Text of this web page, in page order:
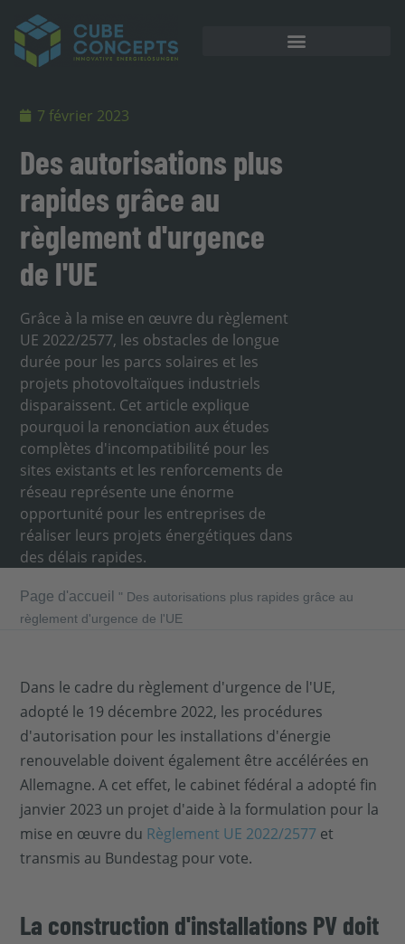
7 février 2023
Des autorisations plus
rapides grâce au
règlement d'urgence
de l'UE
Grâce à la mise en œuvre du règlement
UE 2022/2577, les obstacles de longue
durée pour les parcs solaires et les
projets photovoltaïques industriels
disparaissent. Cet article explique
pourquoi la renonciation aux études
complètes d'incompatibilité pour les
sites existants et les renforcements de
réseau représente une énorme
opportunité pour les entreprises de
réaliser leurs projets énergétiques dans
des délais rapides.
Page d'accueil " Des autorisations plus rapides grâce au
règlement d'urgence de l'UE
Dans le cadre du règlement d'urgence de l'UE,
adopté le 19 décembre 2022, les procédures
d'autorisation pour les installations d'énergie
renouvelable doivent également être accélérées en
Allemagne. A cet effet, le cabinet fédéral a adopté fin
janvier 2023 un projet d'aide à la formulation pour la
mise en œuvre du Règlement UE 2022/2577 et
transmis au Bundestag pour vote.
La construction d'installations PV doit